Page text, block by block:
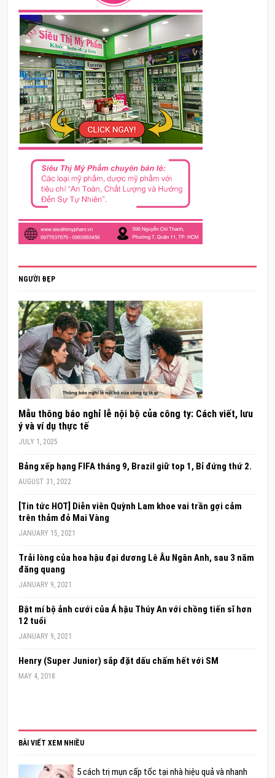
NGƯỜI ĐẸP
Mẫu thông báo nghỉ lễ nội bộ của công ty: Cách viết, lưu
ý và ví dụ thực tế
JULY 1, 2025
Bảng xếp hạng FIFA tháng 9, Brazil giữ top 1, Bỉ đứng thứ 2.
AUGUST 31, 2022
[Tin tức HOT] Diễn viên Quỳnh Lam khoe vai trần gợi cảm
trên thảm đỏ Mai Vàng
JANUARY 15, 2021
Trải lòng của hoa hậu đại dương Lê Âu Ngân Anh, sau 3 năm
đăng quang
JANUARY 9, 2021
Bật mí bộ ảnh cưới của Á hậu Thúy An với chồng tiến sĩ hơn
12 tuổi
JANUARY 9, 2021
Henry (Super Junior) sắp đặt dấu chấm hết với SM
MAY 4, 2018
BÀI VIẾT XEM NHIỀU
5 cách trị mụn cấp tốc tại nhà hiệu quả và nhanh